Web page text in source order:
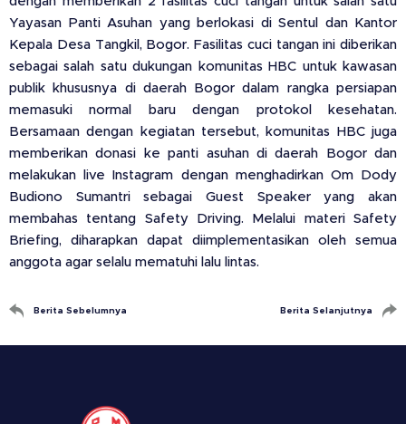
Yayasan Panti Asuhan yang berlokasi di Sentul dan Kantor
Kepala Desa Tangkil, Bogor. Fasilitas cuci tangan ini diberikan
sebagai salah satu dukungan komunitas HBC untuk kawasan
publik khususnya di daerah Bogor dalam rangka persiapan
memasuki normal baru dengan protokol kesehatan.
Bersamaan dengan kegiatan tersebut, komunitas HBC juga
memberikan donasi ke panti asuhan di daerah Bogor dan
melakukan live Instagram dengan menghadirkan Om Dody
Budiono Sumantri sebagai Guest Speaker yang akan
membahas tentang Safety Driving. Melalui materi Safety
Briefing, diharapkan dapat diimplementasikan oleh semua
anggota agar selalu mematuhi lalu lintas.
Berita Sebelumnya Berita Selanjutnya